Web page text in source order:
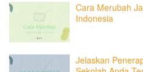
Cara Merubah
Indonesia
Jelaskan